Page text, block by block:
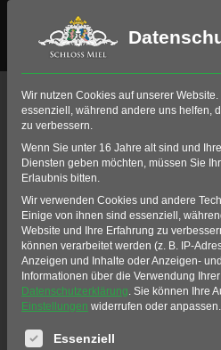
APRIL, 2025
GRILL &
MI
16
APR
Wir nutzen Cookies auf unserer
essenziell, während andere uns helfen,
zu verbessern.
Wenn Sie unter 16 Jahre alt sind und
Diensten geben möchten, müssen Sie
Erlaubnis bitten.
Wir verwenden Cookies und andere
Einige von ihnen sind essenziell,
Website und Ihre Erfahrung zu
können verarbeitet werden (z. B. IP-
Anzeigen und Inhalte oder Anzeigen-
Informationen über die Verwendung
Datenschutzerklärung. Sie können Ihre
Einstellungen widerrufen oder anpassen.
Es folgt eine Liste der
Essenziell